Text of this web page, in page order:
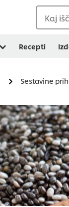
Kaj
Recepti
Sestavine